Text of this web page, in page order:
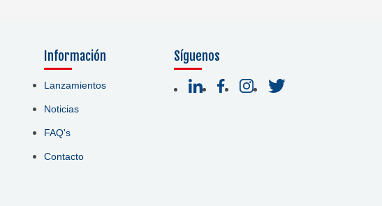
Información
Lanzamientos
Noticias
FAQ's
Contacto
Síguenos